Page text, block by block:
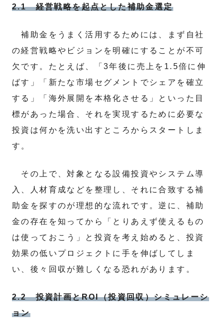
2.1 経営戦略を起点とした補助金選定
補助金をうまく活用するためには、まず自社
の経営戦略やビジョンを明確にすることが不可
欠です。たとえば、「3年後に売上を1.5倍に伸
ばす」「新たな市場セグメントでシェアを確立
する」「海外展開を本格化させる」といった目
標があった場合、それを実現するために必要な
投資は何かを洗い出すところからスタートしま
す。
その上で、対象となる設備投資やシステム導
入、人材育成などを整理し、それに合致する補
助金を探すのが理想的な流れです。逆に、補助
金の存在を知ってから「とりあえず使えるもの
は使っておこう」と投資を考え始めると、投資
効果の低いプロジェクトに手を伸ばしてしま
い、後々回収が難しくなる恐れがあります。
2.2 投資計画とROI（投資回収）シミュレーシ
ョン